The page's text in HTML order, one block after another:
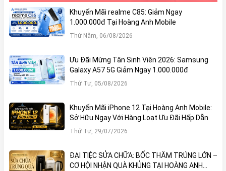
Khuyến Mãi realme C85: Giảm Ngay
1.000.000đ Tại Hoàng Anh Mobile
Thứ Năm, 06/08/2026
Ưu Đãi Mừng Tân Sinh Viên 2026: Samsung
Galaxy A57 5G Giảm Ngay 1.000.000đ
Thứ Tư, 05/08/2026
Khuyến Mãi iPhone 12 Tại Hoàng Anh Mobile:
Sở Hữu Ngay Với Hàng Loạt Ưu Đãi Hấp Dẫn
Thứ Tư, 29/07/2026
ĐẠI TIỆC SỬA CHỮA: BỐC THĂM TRÚNG LỚN –
CƠ HỘI NHẬN QUÀ KHỦNG TẠI HOÀNG ANH